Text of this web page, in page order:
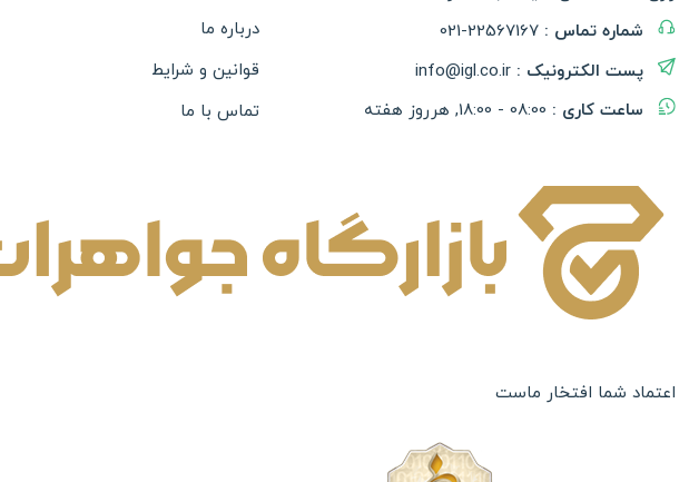
شماره تماس : 021-22567167
پست الکترونیک : info@igl.co.ir
ساعت کاری : 08:00 - 18:00, هرروز هفته
درباره ما
قوانین و شرایط
تماس با ما
اعتماد شما افتخار ماست